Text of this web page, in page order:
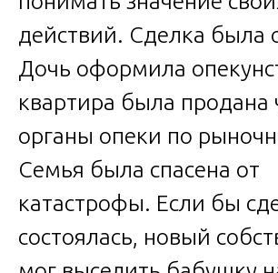
действий. Сделка была
Дочь оформила
квартира была продана
органы опеки по
Семья была спасена от
катастрофы. Если бы
состоялась, новый